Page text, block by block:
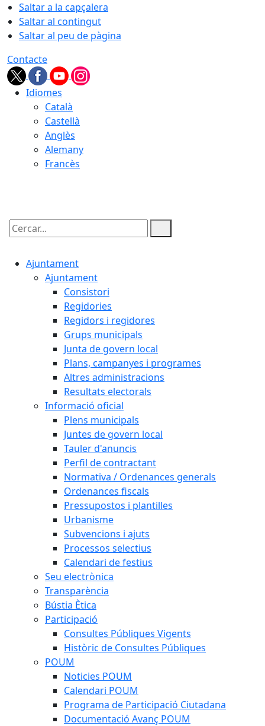
Saltar a la capçalera
Saltar al contingut
Saltar al peu de pàgina
Contacte
Idiomes
Català
Castellà
Anglès
Alemany
Francès
Cercar:
Ajuntament
Ajuntament
Consistori
Regidories
Regidors i regidores
Grups municipals
Junta de govern local
Plans, campanyes i programes
Altres administracions
Resultats electorals
Informació oficial
Plens municipals
Juntes de govern local
Tauler d'anuncis
Perfil de contractant
Normativa / Ordenances generals
Ordenances fiscals
Pressupostos i plantilles
Urbanisme
Subvencions i ajuts
Processos selectius
Calendari de festius
Seu electrònica
Transparència
Bústia Ètica
Participació
Consultes Públiques Vigents
Històric de Consultes Públiques
POUM
Noticies POUM
Calendari POUM
Programa de Participació Ciutadana
Documentació Avanç POUM